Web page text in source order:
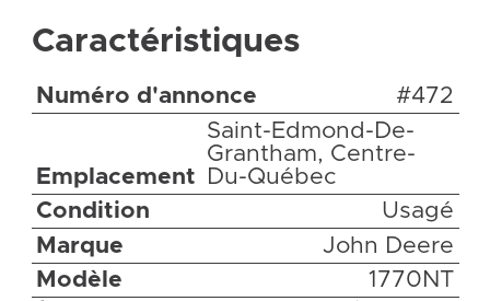
Caractéristiques
Numéro d'annonce #472
Emplacement
Saint-Edmond-De-
Grantham, Centre-
Du-Québec
Condition
Usagé
Marque
John Deere
Modèle
1770NT